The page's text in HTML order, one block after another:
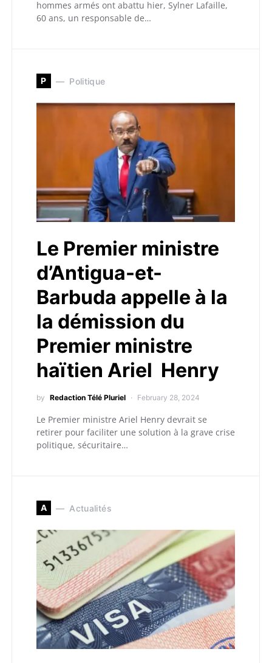
hommes armés ont abattu hier, Sylner Lafaille,
60 ans, un responsable de…
P Politique
Le Premier ministre
d’Antigua-et-
Barbuda appelle à la
la démission du
Premier ministre
haïtien Ariel Henry
by Redaction Télé Pluriel February 28, 2024
Le Premier ministre Ariel Henry devrait se
retirer pour faciliter une solution à la grave crise
politique, sécuritaire…
A Actualités